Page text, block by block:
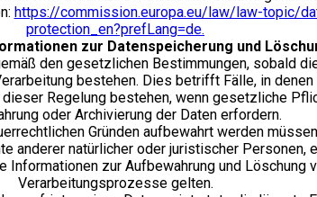
https://commission.europa.eu/law/law-topic/
protection_en?prefLang=de.
zur Datenspeicherung und
den gesetzlichen Bestimmungen, sobald
bestehen. Dies betrifft Fälle, in
Regelung bestehen, wenn gesetzliche
oder Archivierung der Daten erfordern.
Gründen aufbewahrt werden
anderer natürlicher oder juristischer Personen,
zur Aufbewahrung und
Verarbeitungsprozesse gelten.